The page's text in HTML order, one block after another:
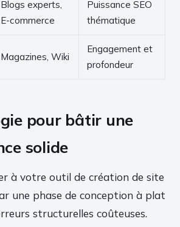
Blogs experts,
E-commerce
Puissance SEO
thématique
Magazines, Wiki
Engagement et
profondeur
pour bâtir une
solide
à votre outil de création de site
une phase de conception à plat
structurelles coûteuses.